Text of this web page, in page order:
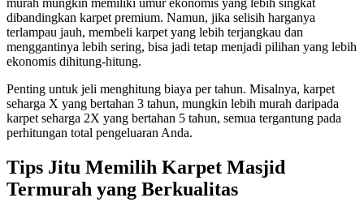
dibandingkan karpet premium. Namun, jika selisih harganya
terlampau jauh, membeli karpet yang lebih terjangkau dan
menggantinya lebih sering, bisa jadi tetap menjadi pilihan yang lebih
ekonomis dihitung-hitung.
Penting untuk jeli menghitung biaya per tahun. Misalnya, karpet
seharga X yang bertahan 3 tahun, mungkin lebih murah daripada
karpet seharga 2X yang bertahan 5 tahun, semua tergantung pada
perhitungan total pengeluaran Anda.
Tips Jitu Memilih Karpet Masjid
Termurah yang Berkualitas